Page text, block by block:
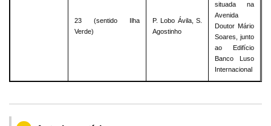
23 (sentido Ilha
Verde)
P. Lobo Ávila, S.
Agostinho
situada na
Avenida
Doutor Mário
Soares, junto
ao Edifício
Banco Luso
Internacional